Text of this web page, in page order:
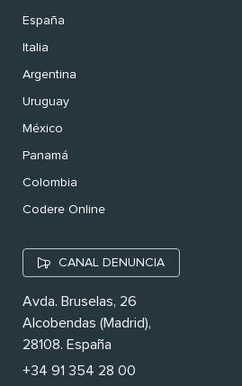
España
Italia
Argentina
Uruguay
México
Panamá
Colombia
Codere Online
CANAL DENUNCIA
Avda. Bruselas, 26
Alcobendas (Madrid),
28108. España
+34 91 354 28 00